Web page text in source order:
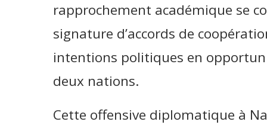
rapprochement académique se
signature d’accords de
intentions politiques en
deux nations.
Cette offensive diplomatique à